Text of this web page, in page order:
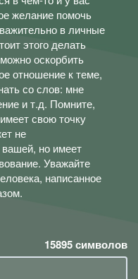
желание помочь
в личные
этого делать
оскорбить
отношение к теме,
со слов: мне
и т.д. Помните,
свою точку
не
вашей, но имеет
Уважайте
написанное
15895символов